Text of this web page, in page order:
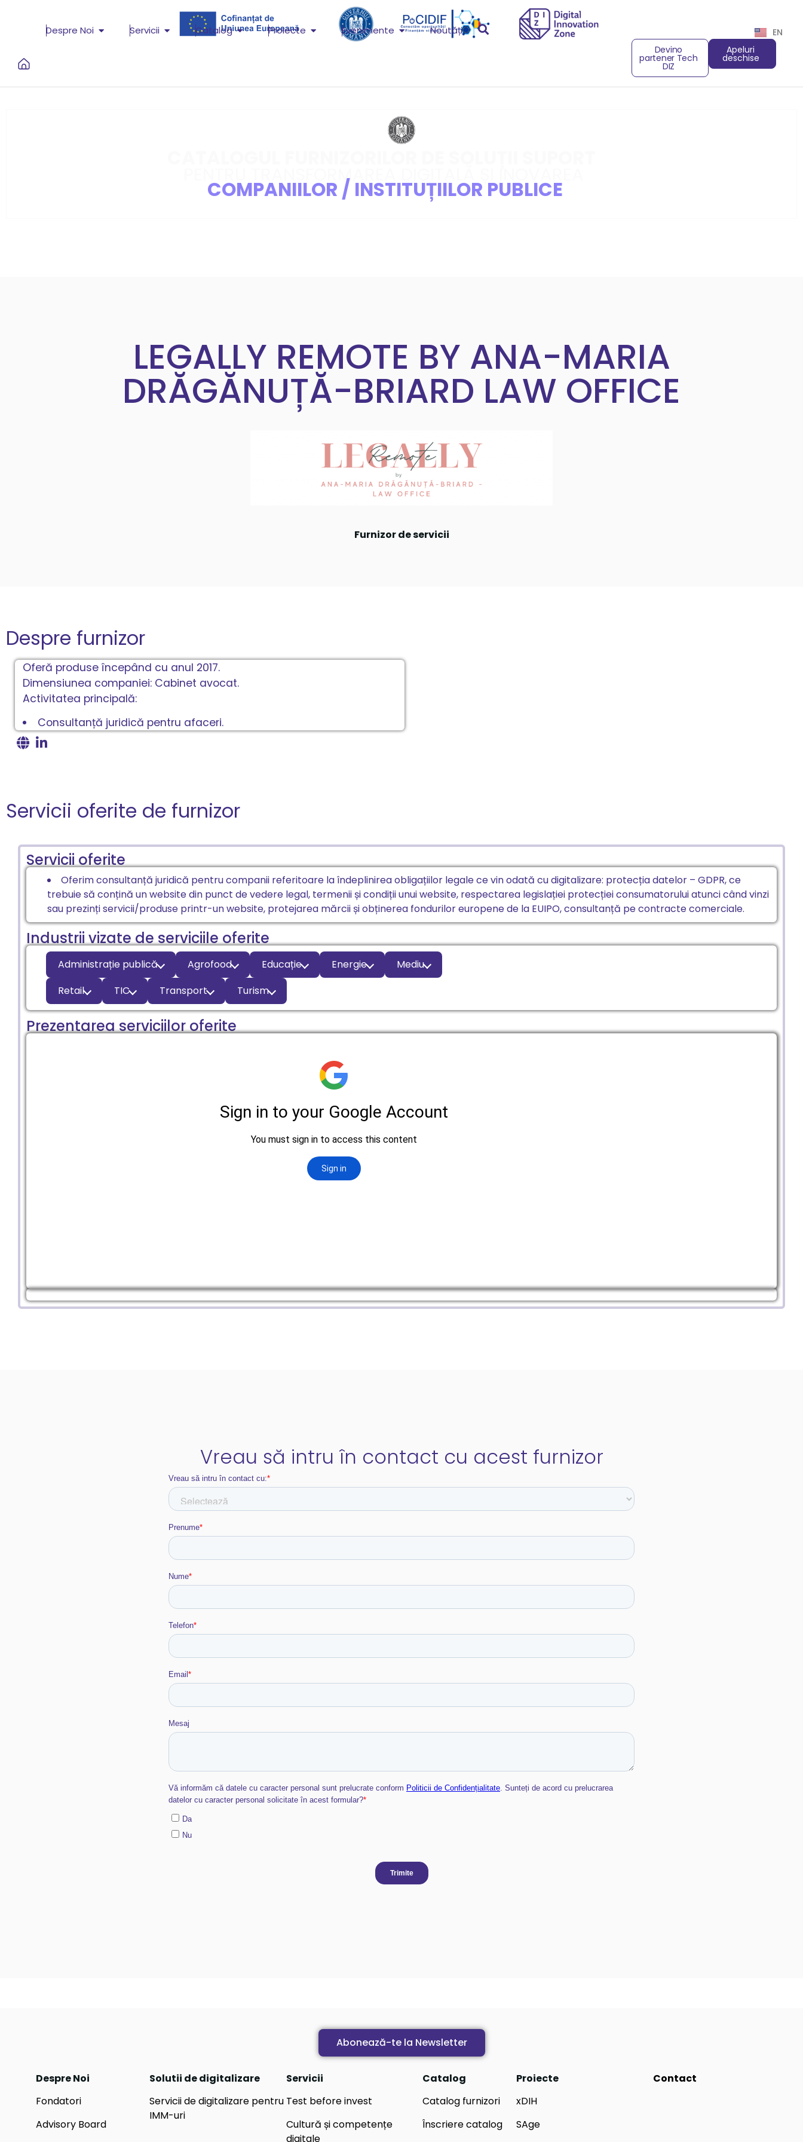
Despre Noi Servicii Catalog Proiecte Evenimente Noutăți
EN
Devino
partener Tech
DIZ
Apeluri
deschise
PENTRU TRANSFORMAREA DIGITALĂ ȘI INOVAREA
COMPANIILOR / INSTITUȚIILOR PUBLICE
LEGALLY REMOTE BY ANA-MARIA
DRĂGĂNUȚĂ-BRIARD LAW OFFICE
Furnizor de servicii
Despre furnizor
Oferă produse începând cu anul 2017.
Dimensiunea companiei: Cabinet avocat.
Activitatea principală:
Consultanță juridică pentru afaceri.
Servicii oferite de furnizor
Servicii oferite
Oferim consultanță juridică pentru companii referitoare la îndeplinirea obligațiilor legale ce vin odată cu digitalizare: protecția datelor – GDPR, ce
trebuie să conțină un website din punct de vedere legal, termenii și condiții unui website, respectarea legislației protecției consumatorului atunci când vinzi
sau prezinți servicii/produse printr-un website, protejarea mărcii și obținerea fondurilor europene de la EUIPO, consultanță pe contracte comerciale.
Industrii vizate de serviciile oferite
Administrație publică Agrofood Educație Energie
Mediu
Retail
TIC Transport Turism
Prezentarea serviciilor oferite
Vreau să intru în contact cu acest furnizor​
Abonează-te la Newsletter
Despre Noi
Fondatori
Advisory Board
Solutii de digitalizare
Servicii de digitalizare pentru
IMM-uri
Servicii
Test before invest
Cultură și competențe
digitale
Catalog
Catalog furnizori
Înscriere catalog
Proiecte
xDIH
SAge
Contact